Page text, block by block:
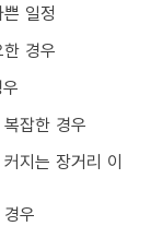
일정
경우
잡한 경우
지는 장거리 이
우